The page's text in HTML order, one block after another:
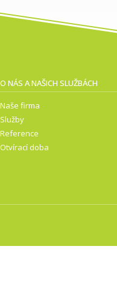
O NÁS A NAŠICH SLUŽBÁCH
Naše firma
Služby
Reference
Otvírací doba